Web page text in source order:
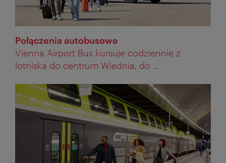
Połączenia autobusowe
Vienna Airport Bus kursuje codziennie z
lotniska do centrum Wiednia, do ...